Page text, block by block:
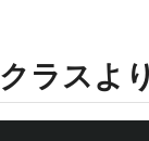
ラスよ